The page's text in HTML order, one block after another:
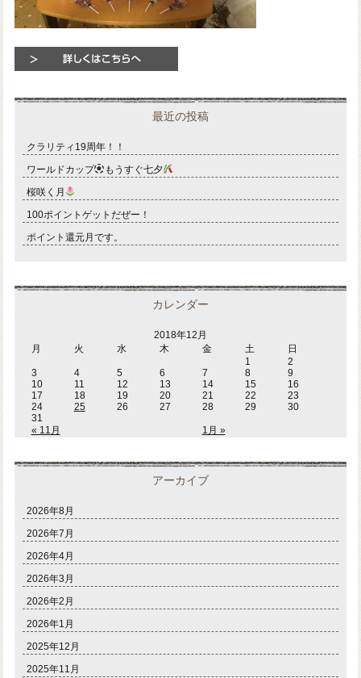
最近の投稿
クラリティ19周年！！
ワールドカップ
もうすぐ七夕
桜咲く月
100ポイントゲットだぜー！
ポイント還元月です。
カレンダー
2018年12月
月
火 水 木 金 土 日
« 11月 1月 »
1
2
3
4 5 6 7 8
9
10
11 12 13 14 15
16
17
18 19 20 21 22
23
24
25 26 27 28 29
30
31
アーカイブ
2026年8月
2026年7月
2026年4月
2026年3月
2026年2月
2026年1月
2025年12月
2025年11月